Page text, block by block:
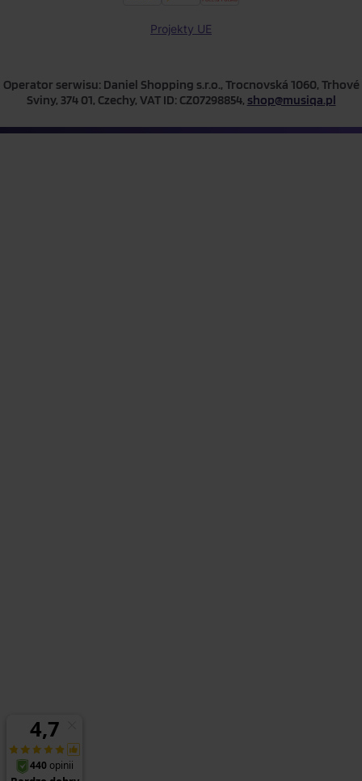
Projekty UE
Operator serwisu: Daniel Shopping s.r.o., Trocnovská 1060, Trhové
Sviny, 374 01, Czechy, VAT ID: CZ07298854, shop@musiqa.pl